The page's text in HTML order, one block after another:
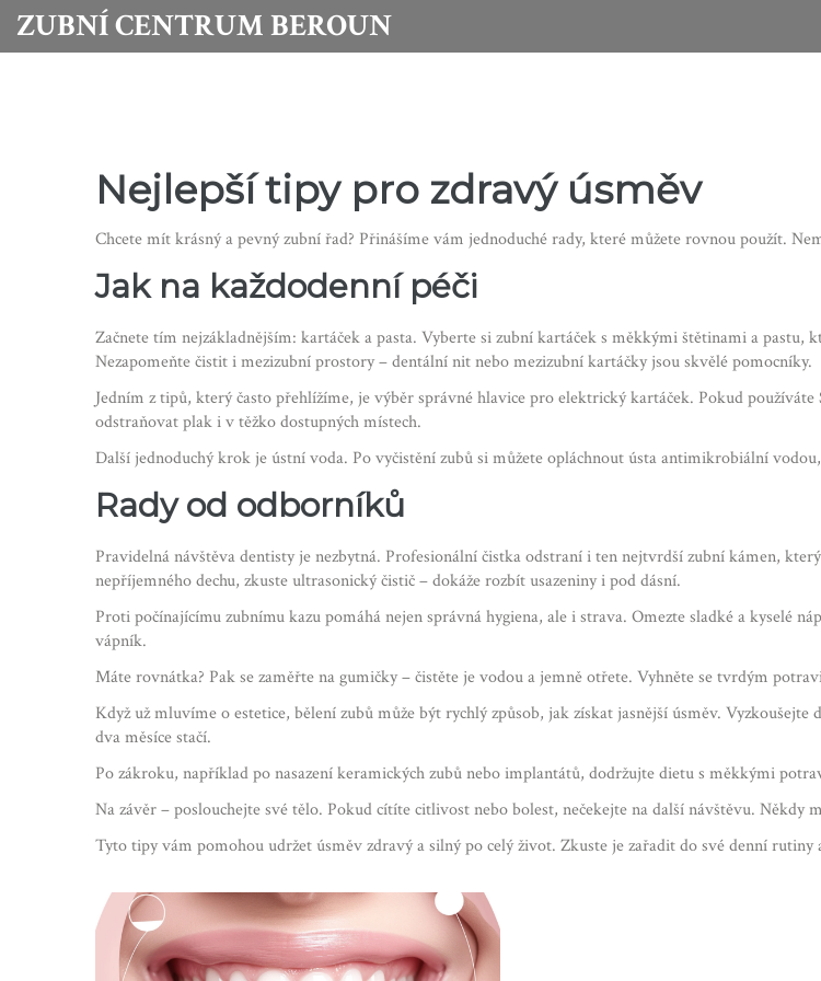
ZUBNÍ CENTRUM BEROUN
Nejlepší tipy pro zdravý úsměv
Chcete mít krásný a pevný zubní řad? Přinášíme vám jednoduché rady, které můžete rovnou použít.
Jak na každodenní péči
Začnete tím nejzákladnějším: kartáček a pasta. Vyberte si zubní kartáček s měkkými štětinami a
Nezapomeňte čistit i mezizubní prostory – dentální nit nebo mezizubní kartáčky jsou skvělé pomocníky.
Jedním z tipů, který často přehlížíme, je výběr správné hlavice pro elektrický kartáček. Pokud
odstraňovat plak i v těžko dostupných místech.
Další jednoduchý krok je ústní voda. Po vyčistění zubů si můžete opláchnout ústa antimikrobiální
Rady od odborníků
Pravidelná návštěva dentisty je nezbytná. Profesionální čistka odstraní i ten nejtvrdší zubní kámen,
nepříjemného dechu, zkuste ultrasonický čistič – dokáže rozbít usazeniny i pod dásní.
Proti počínajícímu zubnímu kazu pomáhá nejen správná hygiena, ale i strava. Omezte sladké a kyselé
vápník.
Máte rovnátka? Pak se zaměřte na gumičky – čistěte je vodou a jemně otřete. Vyhněte se tvrdým
Když už mluvíme o estetice, bělení zubů může být rychlý způsob, jak získat jasnější úsměv.
dva měsíce stačí.
Po zákroku, například po nasazení keramických zubů nebo implantátů, dodržujte dietu s měkkými
Na závěr – poslouchejte své tělo. Pokud cítíte citlivost nebo bolest, nečekejte na další návštěvu. Někdy
Tyto tipy vám pomohou udržet úsměv zdravý a silný po celý život. Zkuste je zařadit do své denní rutiny